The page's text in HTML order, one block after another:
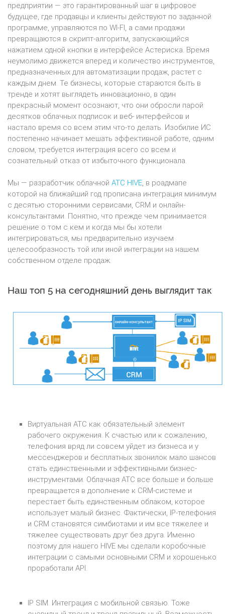
предприятии — это гарантированный шаг в цифровое
будущее, где продавцы и клиенты действуют по заданной
программе, управляются по WI-FI, а сами продажи
превращаются в скрипт-алгоритм, запускающийся
нажатием одной кнопки в интерфейсе Астериска. Время
неумолимо движется вперед и количество инструментов,
предназначенных для автоматизации продаж, растет с
каждым днем. Те бизнесы, которые стараются быть в
тренде и хотят выглядеть инновационно, в один
прекрасный момент осознают, что они обросли парой
десятков облачных подписок и веб- интерфейсов и
настало время со всем этим что-то делать. Изобилие ИС
постепенно начинает мешать эффективной работе, одним
словом, требуется интеграция всего со всем и
сознательный отказ от избыточного функционала.
Мы — разработчик облачной АТС HIVE, в роадмапе
которой на ближайший год прописана интеграция минимум
с десятью сторонними сервисами, CRM и онлайн-
консультантами. Понятно, что прежде чем принимается
решение о том с кем и когда мы бы хотели
интегрироваться, мы предварительно изучаем
целесообразность той или иной интеграции на нашем
собственном отделе продаж.
Наш топ 5 на сегодняшний день выглядит так
Виртуальная АТС как обязательный элемент
рабочего окружения. К счастью или к сожалению,
телефония вряд ли совсем уйдет из бизнеса и у
мессенджеров и бесплатных звонилок мало шансов
стать единственными и эффективными бизнес-
инструментами. Облачная АТС все больше и больше
превращается в дополнение к CRM-системе и
перестает быть единственным облаком, которое
использует малый бизнес. Фактически, IP-телефония
и CRM становятся симбиотами и им все тяжелее и
тяжелее существовать друг без друга. Именно
поэтому для нашего HIVE мы сделали коробочные
интеграции с самыми основными CRM и хорошенько
проработали API.
IP SIM. Интеграция с мобильной связью. Тоже